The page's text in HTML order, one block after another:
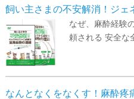
飼い主さまの不安解消！ジ
なぜ、麻酔経験
頼される 安全な
なんとなくをなくす！麻酔